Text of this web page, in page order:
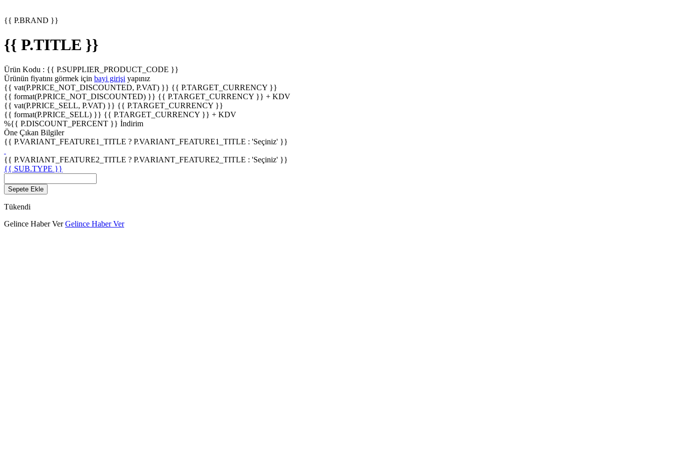
{{ P.BRAND }}
{{ P.TITLE }}
Ürün Kodu : {{ P.SUPPLIER_PRODUCT_CODE }}
Ürünün fiyatını görmek için bayi girişi yapınız
{{ vat(P.PRICE_NOT_DISCOUNTED, P.VAT) }} {{ P.TARGET_CURRENCY }}
{{ format(P.PRICE_NOT_DISCOUNTED) }} {{ P.TARGET_CURRENCY }} + KDV
{{ vat(P.PRICE_SELL, P.VAT) }} {{ P.TARGET_CURRENCY }}
{{ format(P.PRICE_SELL) }} {{ P.TARGET_CURRENCY }} + KDV
%{{ P.DISCOUNT_PERCENT }} İndirim
Öne Çıkan Bilgiler
{{ P.VARIANT_FEATURE1_TITLE ? P.VARIANT_FEATURE1_TITLE : 'Seçiniz' }}
{{ P.VARIANT_FEATURE2_TITLE ? P.VARIANT_FEATURE2_TITLE : 'Seçiniz' }}
{{ SUB.TYPE }}
Sepete Ekle
Tükendi
Gelince Haber Ver Gelince Haber Ver